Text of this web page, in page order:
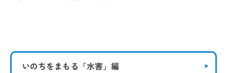
いのちをまもる 「水害」編